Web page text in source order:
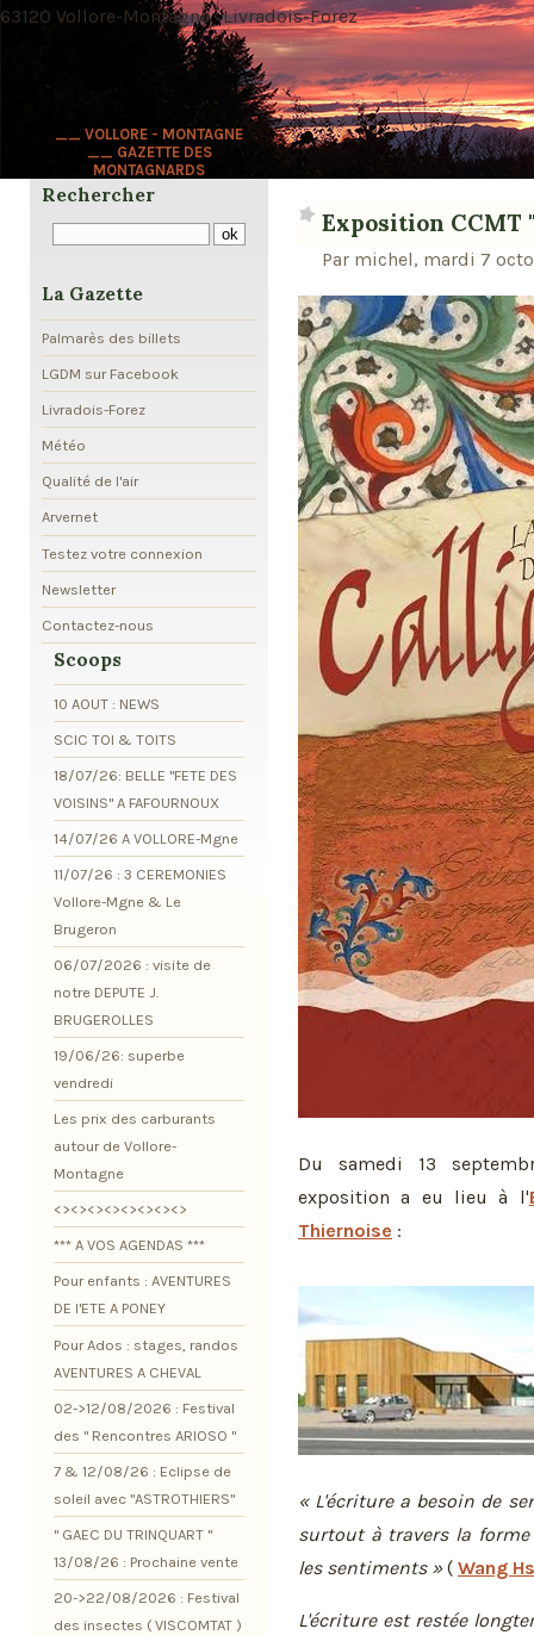
__ VOLLORE - MONTAGNE
__ GAZETTE DES
MONTAGNARDS
63120 Vollore-Montagne · Livradois-Forez
Exposition CCMT
Par michel, mardi 7
Du samedi 13
exposition a eu lieu à l'
Thiernoise :
« L'écriture a besoin de
surtout à travers la forme
les sentiments »( Wang
L'écriture est restée
Rechercher
La Gazette
Palmarès des billets
LGDM sur Facebook
Livradois-Forez
Météo
Qualité de l'air
Arvernet
Testez votre connexion
Newsletter
Contactez-nous
Scoops
10 AOUT : NEWS
SCIC TOI & TOITS
18/07/26: BELLE "FETE DES
VOISINS" A FAFOURNOUX
14/07/26 A VOLLORE-Mgne
11/07/26 : 3 CEREMONIES
Vollore-Mgne & Le
Brugeron
06/07/2026 : visite de
notre DEPUTE J.
BRUGEROLLES
19/06/26: superbe
vendredi
Les prix des carburants
autour de Vollore-
Montagne
<><><><><><><><>
*** A VOS AGENDAS ***
Pour enfants : AVENTURES
DE l'ETE A PONEY
Pour Ados : stages, randos
AVENTURES A CHEVAL
02->12/08/2026 : Festival
des " Rencontres ARIOSO "
7 & 12/08/26 : Eclipse de
soleil avec "ASTROTHIERS"
" GAEC DU TRINQUART "
13/08/26 : Prochaine vente
20->22/08/2026 : Festival
des insectes ( VISCOMTAT )